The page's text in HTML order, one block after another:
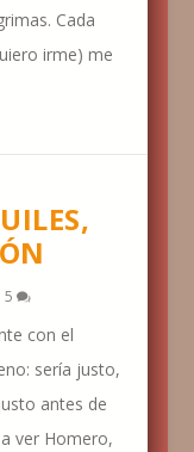
Cada
irme) me
5
con el
sería justo,
antes de
ver Homero,